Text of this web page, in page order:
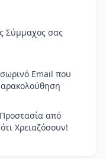
Σύμμαχος σας
Email που
από
Χρειαζόσουν!